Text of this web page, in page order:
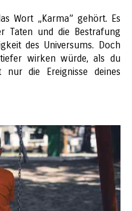
Wort „Karma” gehört. Es
Taten und die Bestrafung
des Universums. Doch
wirken würde, als du
die Ereignisse deines